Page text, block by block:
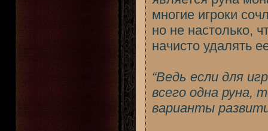
многие игроки
но не настолько,
начисто удалять
“Ведь если для
всего одна руна,
варианты